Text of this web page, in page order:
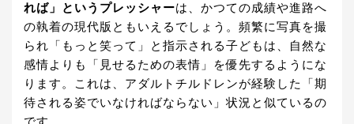
れば」というプレッシャーは、かつての成績や進路へ
の執着の現代版ともいえるでしょう。頻繁に写真を撮
られ「もっと笑って」と指示される子どもは、自然な
感情よりも「見せるための表情」を優先するようにな
ります。これは、アダルトチルドレンが経験した「期
待される姿でいなければならない」状況と似ているの
です。